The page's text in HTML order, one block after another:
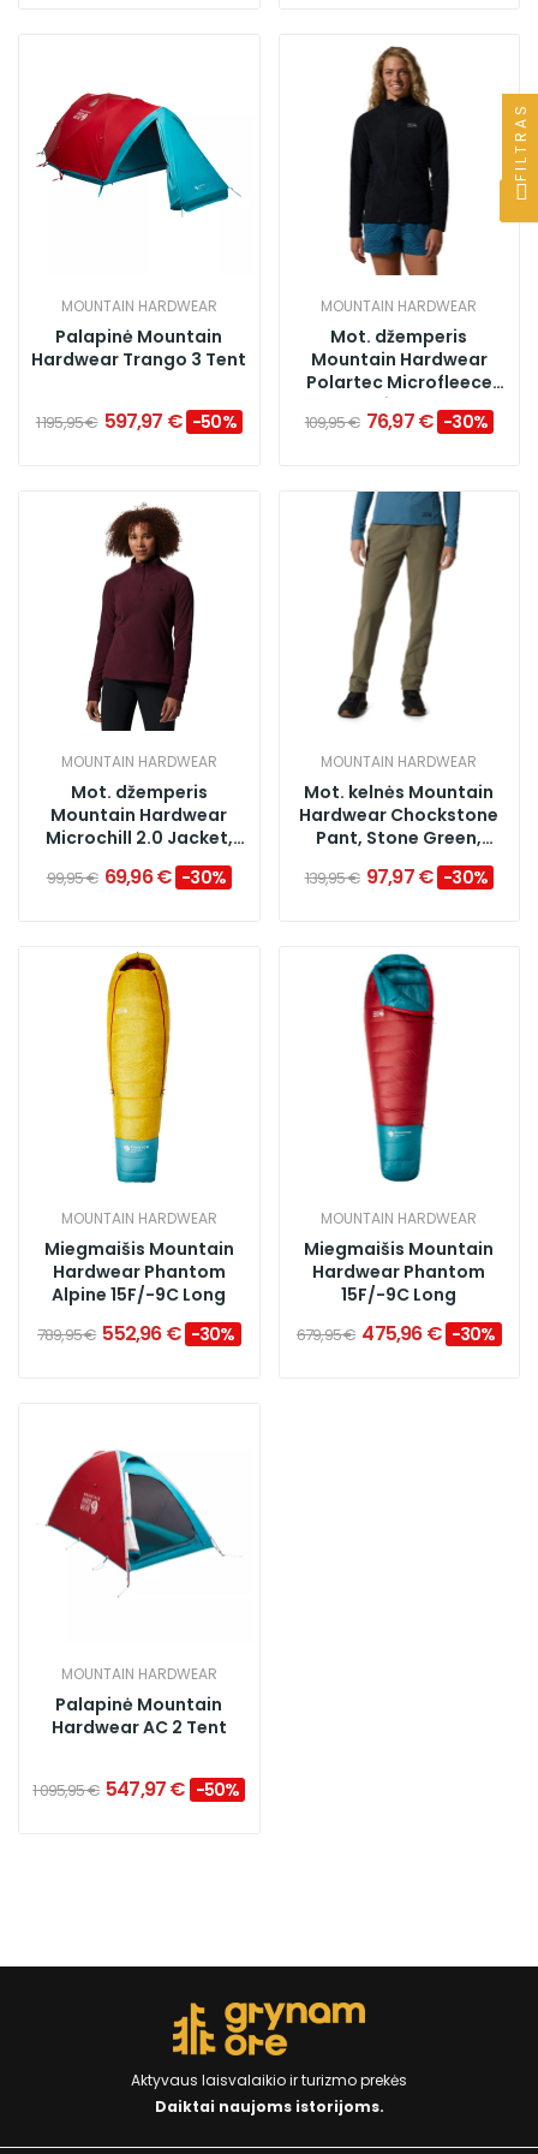
MOUNTAIN HARDWEAR
Palapinė Mountain
Hardwear Trango 3 Tent
1 195,95 € 597,97 € −50%
MOUNTAIN HARDWEAR
Mot. džemperis
Mountain Hardwear
Polartec Microfleece
Full Zip, Black
109,95 € 76,97 € −30%
MOUNTAIN HARDWEAR
Mot. džemperis
Mountain Hardwear
Microchill 2.0 Jacket,
Cocao Red
99,95 € 69,96 € −30%
MOUNTAIN HARDWEAR
Mot. kelnės Mountain
Hardwear Chockstone
Pant, Stone Green,
139,95 € 97,97 € −30%
MOUNTAIN HARDWEAR
Miegmaišis Mountain
Hardwear Phantom
Alpine 15F/-9C Long
789,95 € 552,96 € −30%
MOUNTAIN HARDWEAR
Miegmaišis Mountain
Hardwear Phantom
15F/-9C Long
679,95 € 475,96 € −30%
MOUNTAIN HARDWEAR
Palapinė Mountain
Hardwear AC 2 Tent
1 095,95 € 547,97 € −50%
Aktyvaus laisvalaikio ir turizmo prekės
Daiktai naujoms istorijoms.
FILTRAS